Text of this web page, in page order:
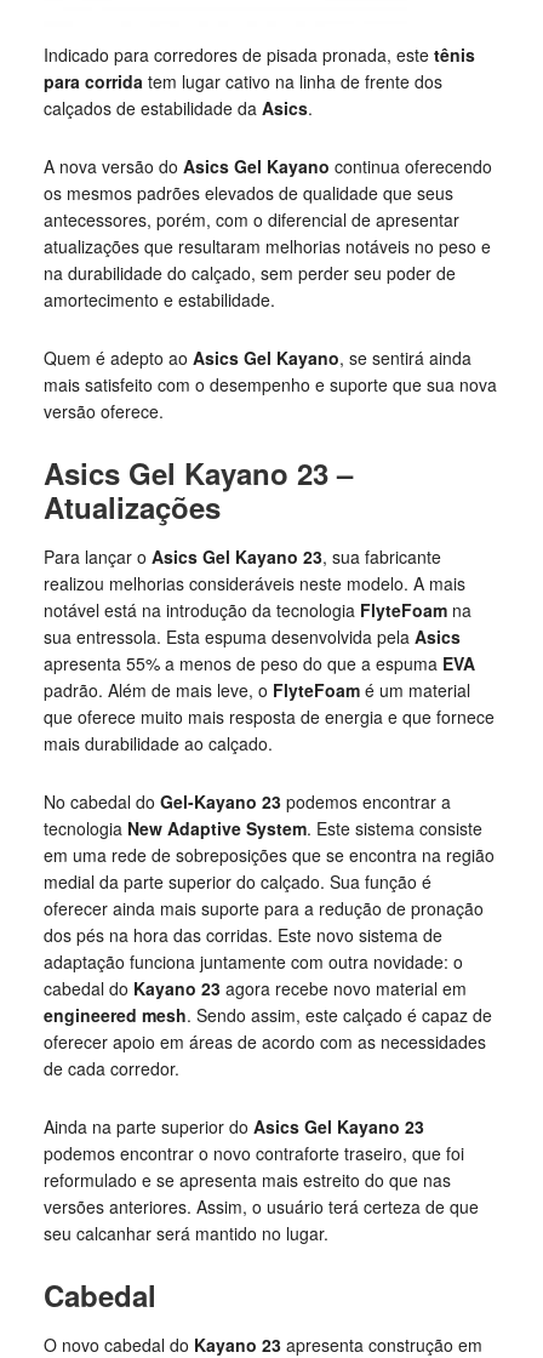
Indicado para corredores de pisada pronada, este tênis
para corridatem lugar cativo na linha de frente dos
calçados de estabilidade da Asics.
A nova versão do Asics Gel Kayano continua oferecendo
os mesmos padrões elevados de qualidade que seus
antecessores, porém, com o diferencial de apresentar
atualizações que resultaram melhorias notáveis no peso e
na durabilidade do calçado, sem perder seu poder de
amortecimento e estabilidade.
Quem é adepto ao Asics Gel Kayano, se sentirá ainda
mais satisfeito com o desempenho e suporte que sua nova
versão oferece.
Asics Gel Kayano 23 –
Atualizações
Para lançar o Asics Gel Kayano 23, sua fabricante
realizou melhorias consideráveis neste modelo. A mais
notável está na introdução da tecnologia FlyteFoamna
sua entressola. Esta espuma desenvolvida pela Asics
apresenta 55% a menos de peso do que a espuma EVA
padrão. Além de mais leve, o FlyteFoam é um material
que oferece muito mais resposta de energia e que fornece
mais durabilidade ao calçado.
No cabedal do Gel-Kayano 23podemos encontrar a
tecnologia New Adaptive System. Este sistema consiste
em uma rede de sobreposições que se encontra na região
medial da parte superior do calçado. Sua função é
oferecer ainda mais suporte para a redução de pronação
dos pés na hora das corridas. Este novo sistema de
adaptação funciona juntamente com outra novidade: o
cabedal do Kayano 23agora recebe novo material em
engineered mesh. Sendo assim, este calçado é capaz de
oferecer apoio em áreas de acordo com as necessidades
de cada corredor.
Ainda na parte superior do Asics Gel Kayano 23
podemos encontrar o novo contraforte traseiro, que foi
reformulado e se apresenta mais estreito do que nas
versões anteriores. Assim, o usuário terá certeza de que
seu calcanhar será mantido no lugar.
Cabedal
O novo cabedal do Kayano 23apresenta construção em